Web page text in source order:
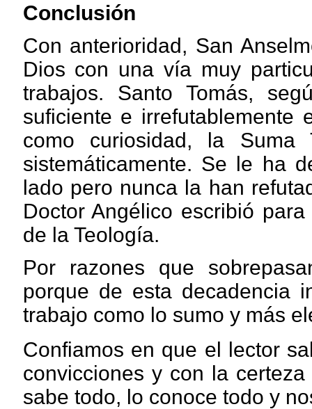
Conclusión
Con anterioridad, San
Dios con una vía muy
trabajos. Santo Tomás,
suficiente e irrefutablemente
como curiosidad, la Suma
sistemáticamente. Se le ha
lado pero nunca la han
Doctor Angélico escribió
de la Teología.
Por razones que
porque de esta decadencia
trabajo como lo sumo y más
Confiamos en que el lector
convicciones y con la
sabe todo, lo conoce todo y